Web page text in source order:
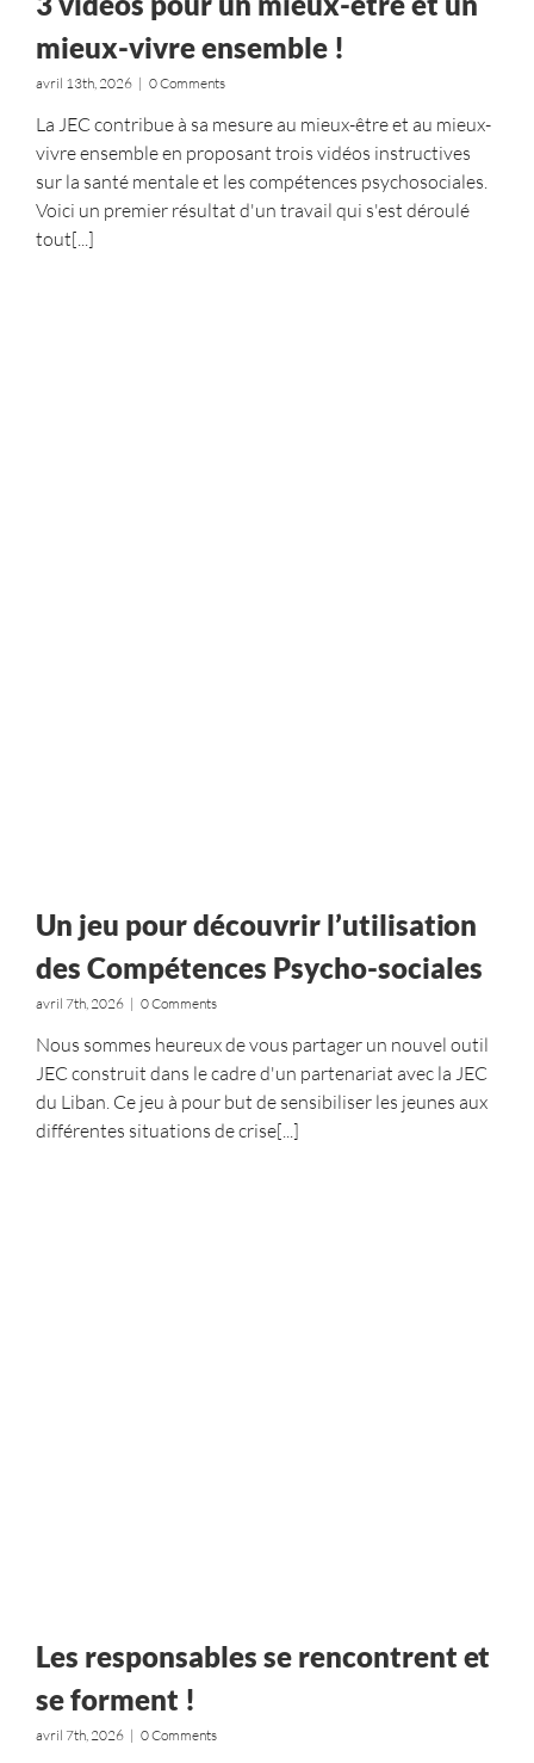
mieux-vivre ensemble !
avril 13th, 2026 | 0 Comments
La JEC contribue à sa mesure au mieux-être et au mieux-
vivre ensemble en proposant trois vidéos instructives
sur la santé mentale et les compétences psychosociales.
Voici un premier résultat d'un travail qui s'est déroulé
tout[...]
Un jeu pour découvrir l’utilisation
des Compétences Psycho-sociales
avril 7th, 2026 | 0 Comments
Nous sommes heureux de vous partager un nouvel outil
JEC construit dans le cadre d'un partenariat avec la JEC
du Liban. Ce jeu à pour but de sensibiliser les jeunes aux
différentes situations de crise[...]
Les responsables se rencontrent et
se forment !
avril 7th, 2026 | 0 Comments